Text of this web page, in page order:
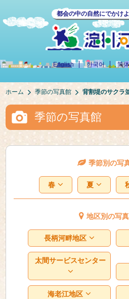
都会の中の自然にでかけ
English 한국어 简
ホーム 季節の写真館 背割堤のサクラ
季節の写真館
季節別の写
春 夏
地区別の写
長柄河畔地区
太間サービスセンター
海老江地区